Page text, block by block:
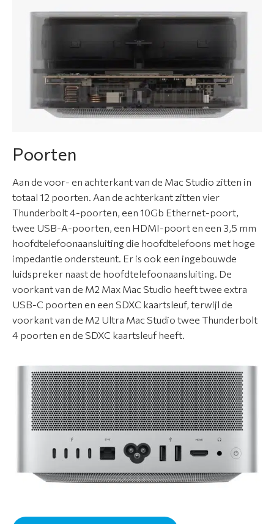
Poorten
Aan de voor- en achterkant van de Mac Studio zitten in
totaal 12 poorten. Aan de achterkant zitten vier
Thunderbolt 4-poorten, een 10Gb Ethernet-poort,
twee USB-A-poorten, een HDMI-poort en een 3,5 mm
hoofdtelefoonaansluiting die hoofdtelefoons met hoge
impedantie ondersteunt. Er is ook een ingebouwde
luidspreker naast de hoofdtelefoonaansluiting. De
voorkant van de M2 Max Mac Studio heeft twee extra
USB-C poorten en een SDXC kaartsleuf, terwijl de
voorkant van de M2 Ultra Mac Studio twee Thunderbolt
4 poorten en de SDXC kaartsleuf heeft.